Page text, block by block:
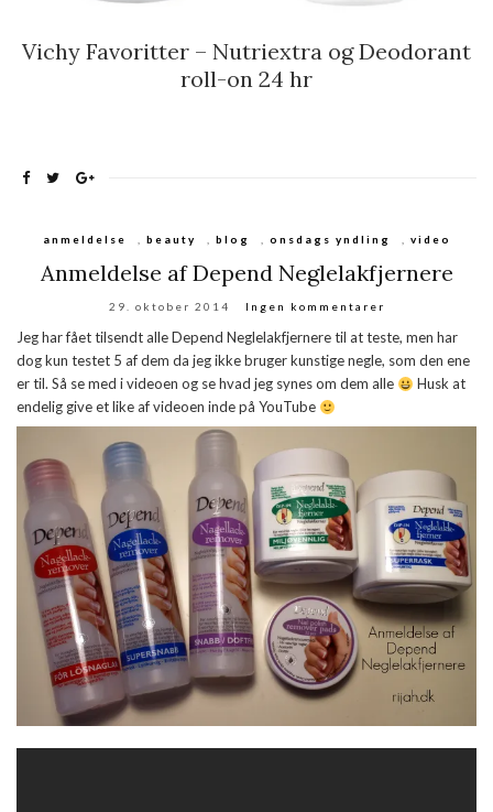
Vichy Favoritter – Nutriextra og Deodorant
roll-on 24 hr
anmeldelse , beauty , blog , onsdags yndling , video
Anmeldelse af Depend Neglelakfjernere
29. oktober 2014 Ingen kommentarer
Jeg har fået tilsendt alle Depend Neglelakfjernere til at teste, men har
dog kun testet 5 af dem da jeg ikke bruger kunstige negle, som den ene
er til. Så se med i videoen og se hvad jeg synes om dem alle
Husk at
endelig give et like af videoen inde på YouTube